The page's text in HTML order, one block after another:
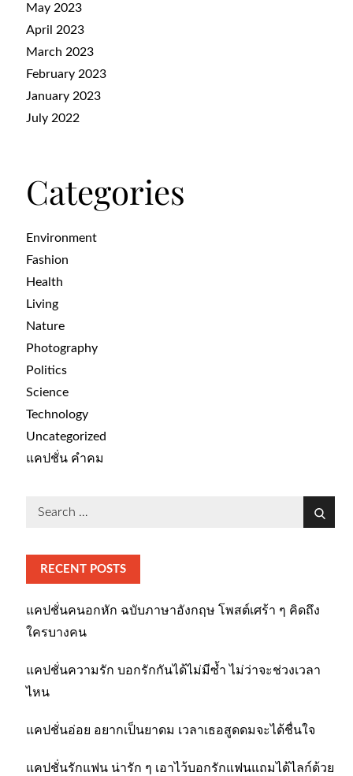
May 2023
April 2023
March 2023
February 2023
January 2023
July 2022
Categories
Environment
Fashion
Health
Living
Nature
Photography
Politics
Science
Technology
Uncategorized
แคปชั่น คำคม
Search
Search
RECENT POSTS
แคปชั่นคนอกหัก ฉบับภาษาอังกฤษ โพสต์เศร้า ๆ คิดถึง
ใครบางคน
แคปชั่นความรัก บอกรักกันได้ไม่มีซ้ำ ไม่ว่าจะช่วงเวลา
ไหน
แคปชั่นอ่อย อยากเป็นยาดม เวลาเธอสูดดมจะได้ชื่นใจ
แคปชั่นรักแฟน น่ารัก ๆ เอาไว้บอกรักแฟนแถมได้ไลก์ด้วย